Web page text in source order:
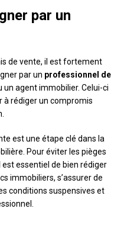
par un
de vente, il est fortement
par un professionnel de
un agent immobilier. Celui-ci
à rédiger un compromis
est une étape clé dans la
Pour éviter les pièges
essentiel de bien rédiger
immobiliers, s’assurer de
conditions suspensives et